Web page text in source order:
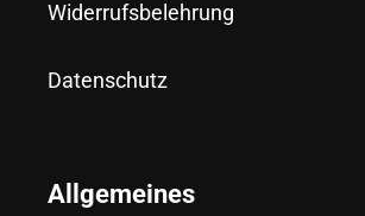
Widerrufsbelehrung
Datenschutz
Allgemeines